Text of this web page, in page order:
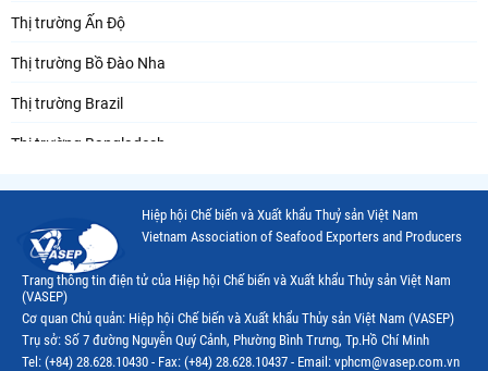
Thị trường Ấn Độ
Thị trường Bồ Đào Nha
Thị trường Brazil
Thị trường Bangladesh
Thị trường Canada
Thị trường Ecuador
Thị trường EU
Thị trường Indonesia
Hiệp hội Chế biến và Xuất khẩu Thuỷ sản Việt Nam
Vietnam Association of Seafood Exporters and Producers
Trang thông tin điện tử của Hiệp hội Chế biến và Xuất khẩu Thủy sản Việt Nam
(VASEP)
Cơ quan Chủ quản: Hiệp hội Chế biến và Xuất khẩu Thủy sản Việt Nam (VASEP)
Trụ sở: Số 7 đường Nguyễn Quý Cảnh, Phường Bình Trưng, Tp.Hồ Chí Minh
Tel: (+84) 28.628.10430 - Fax: (+84) 28.628.10437 - Email: vphcm@vasep.com.vn